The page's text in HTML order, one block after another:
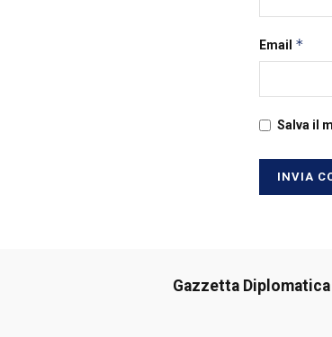
Email *
Salva il
Gazzetta Diplomatica